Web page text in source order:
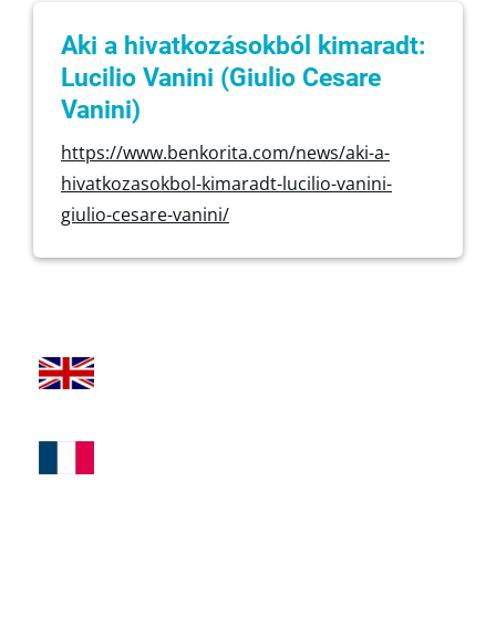
Aki a hivatkozásokból kimaradt:
Lucilio Vanini (Giulio Cesare
Vanini)
https://www.benkorita.com/news/aki-a-
hivatkozasokbol-kimaradt-lucilio-vanini-
giulio-cesare-vanini/